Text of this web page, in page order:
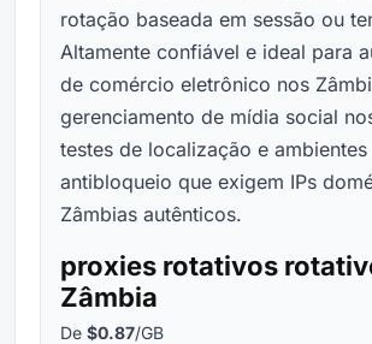
rotação baseada em sessão ou
Altamente confiável e ideal para
de comércio eletrônico nos
gerenciamento de mídia social
testes de localização e ambientes
antibloqueio que exigem IPs
Zâmbias autênticos.
proxies rotativos
Zâmbia
De $0.87/GB